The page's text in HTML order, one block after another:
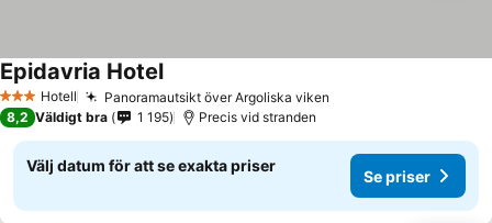
3 StjärnorHotell Panoramautsikt över Argoliska viken
Epidavria HotelSe priser
8,2 Väldigt bra 1 195 Precis vid stranden
Välj datum för att se exakta priser
Se priser